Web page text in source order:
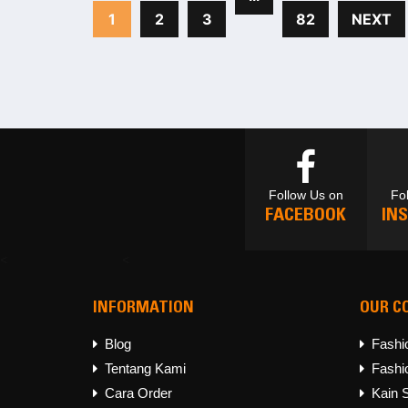
1 2 3 82 NEXT
Follow Us on
FACEBOOK
INFORMATION
Blog
Tentang Kami
Cara Order
OUR
Kain